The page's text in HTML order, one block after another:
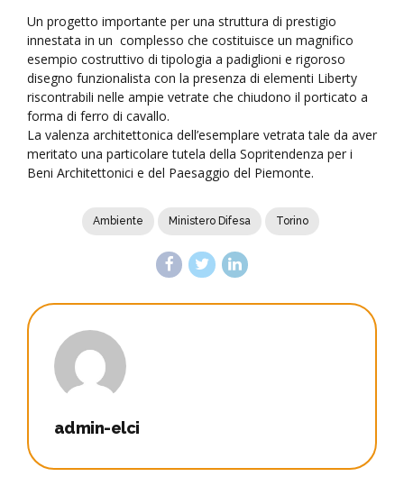
Un progetto importante per una struttura di prestigio
innestata in un complesso che costituisce un magnifico
esempio costruttivo di tipologia a padiglioni e rigoroso
disegno funzionalista con la presenza di elementi Liberty
riscontrabili nelle ampie vetrate che chiudono il porticato a
forma di ferro di cavallo.
La valenza architettonica dell’esemplare vetrata tale da aver
meritato una particolare tutela della Sopritendenza per i
Beni Architettonici e del Paesaggio del Piemonte.​
Ambiente Ministero Difesa Torino
admin-elci